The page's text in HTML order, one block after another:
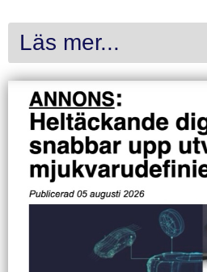
Läs mer...